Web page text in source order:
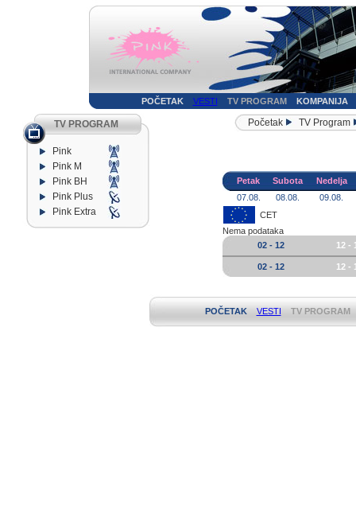
POČETAK VESTI TV PROGRAM KOMPANIJA
TV PROGRAM
Pink
Pink M
Pink BH
Pink Plus
Pink Extra
Početak TV Program
Petak Subota
Nedelja
07.08.
08.08.
09.08.
CET
Nema podataka
02 - 12
12 -
02 - 12 12 -
POČETAK VESTI TV PROGRAM